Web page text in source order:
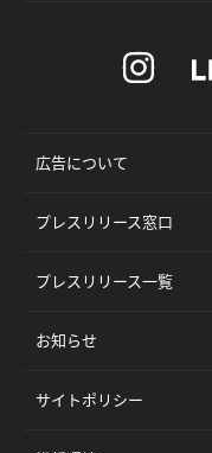
広告について
プレスリリース窓口
プレスリリース一覧
お知らせ
サイトポリシー